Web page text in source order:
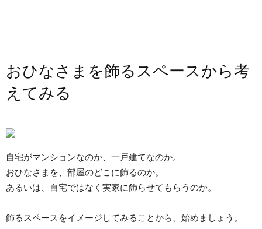
おひなさまを飾るスペースから考
えてみる
自宅がマンションなのか、一戸建てなのか。
おひなさまを、部屋のどこに飾るのか。
あるいは、自宅ではなく実家に飾らせてもらうのか。
飾るスペースをイメージしてみることから、始めましょう。